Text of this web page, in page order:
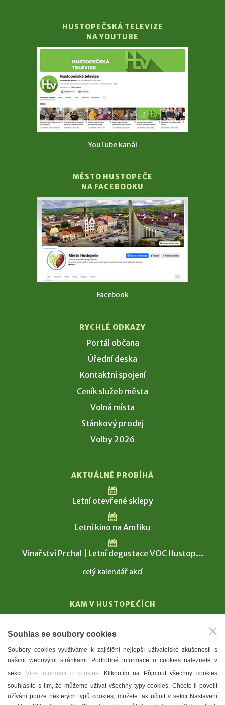
HUSTOPEČSKÁ TELEVIZE
NA YOUTUBE
YouTube kanál
MĚSTO HUSTOPEČE
NA FACEBOOKU
Facebook
RYCHLÉ ODKAZY
Portál občana
Úřední deska
Kontaktní spojení
Ceník služeb města
Volná místa
Stánkový prodej
Volby 2026
AKTUÁLNĚ PROBÍHÁ
Letní otevřené sklepy
Letní kino na Amfiku
Vinařství Prchal | Letní degustace VOC Hustop...
celý kalendář akcí
KAM V HUSTOPEČÍCH
T. G. Masaryk
Mandloně
Ubytování
Restaurace
Městské muzeum a galerie
Souhlas se soubory cookies
Soubory cookies využíváme k zajištění nejlepší uživatelské zkušenosti s
našimi webovými stránkami. Podrobné informace o cookies naleznete v
sekci Více informací o cookies. Kliknutím na Přijmout všechny cookies
souhlasíte s tím, že můžeme užívat všechny typy cookies. Chcete-li povolit
užívání pouze některých typů cookies, můžete tak učinit v sekci Nastavení